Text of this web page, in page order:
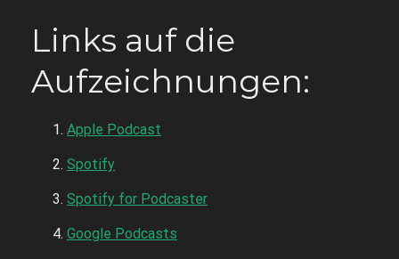
Links auf die
Aufzeichnungen:
Apple Podcast
Spotify
Spotify for Podcaster
Google Podcasts